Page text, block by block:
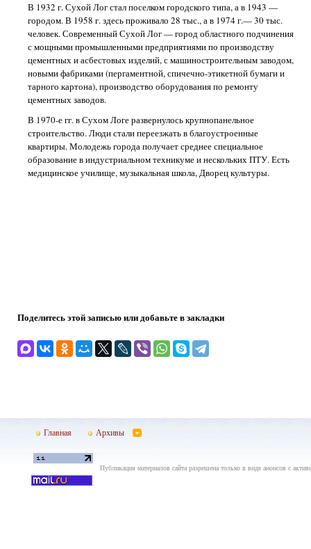
В 1932 г. Сухой Лог стал поселком городского типа, а в 1943 —
городом. В 1958 г. здесь проживало 28 тыс., а в 1974 г.— 30 тыс.
человек. Современный Сухой Лог — город областного подчинения
с мощными промышленными предприятиями по производству
цементных и асбестовых изделий, с машиностроительным заводом,
новыми фабриками (пергаментной, спичечно-этикетной бумаги и
тарного картона), производство оборудования по ремонту
цементных заводов.
В 1970-е гг. в Сухом Логе развернулось крупнопанельное
строительство. Люди стали переезжать в благоустроенные
квартиры. Молодежь города получает среднее специальное
образование в индустриальном техникуме и нескольких ПТУ. Есть
медицинское училище, музыкальная школа, Дворец культуры.
Поделитесь этой записью или добавьте в закладки
Главная Архивы
Публикация материалов сайта разрешена только в виде анонсов с